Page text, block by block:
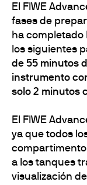
El FIWE
fases de
ha
los siguientes
de 55 minutos
instrumento
solo 2 minutos
El FIWE
ya que todos
a los tanques
visualización